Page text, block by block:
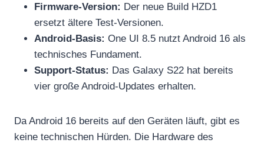
Firmware-Version: Der neue Build HZD1
ersetzt ältere Test-Versionen.
Android-Basis: One UI 8.5 nutzt Android 16 als
technisches Fundament.
Support-Status: Das Galaxy S22 hat bereits
vier große Android-Updates erhalten.
Da Android 16 bereits auf den Geräten läuft, gibt es
keine technischen Hürden. Die Hardware des